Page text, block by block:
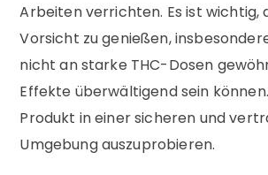
Arbeiten verrichten. Es ist wichtig,
Vorsicht zu genießen,
nicht an starke THC-Dosen
Effekte überwältigend sein
Produkt in einer sicheren und
Umgebung auszuprobieren.